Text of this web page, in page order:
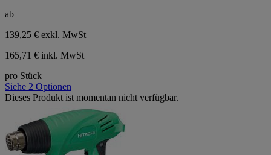
ab
139,25 € exkl. MwSt
165,71 € inkl. MwSt
pro Stück
Siehe 2 Optionen
Dieses Produkt ist momentan nicht verfügbar.